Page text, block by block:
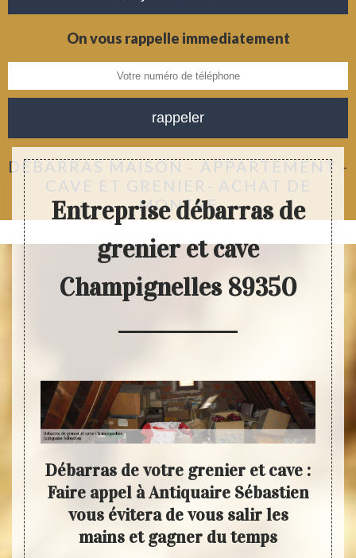
On vous rappelle immediatement
DÉBARRAS MAISON - APPARTEMENT -
CAVE ET GRENIER- ACHAT DE
MONTRE
Entreprise débarras de
grenier et cave
Champignelles 89350
de
à
Débarras de votre grenier et cave :
Faire appel à Antiquaire Sébastien
vous évitera de vous salir les
mains et gagner du temps